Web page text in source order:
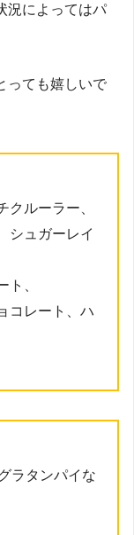
況によってはパ
っても嬉しいで
クルーラー、
シュガーレイ
ト、
コレート、ハ
ラタンパイな